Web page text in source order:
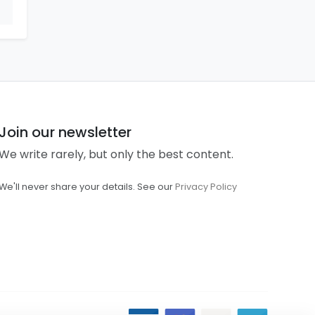
Join our newsletter
write rarely, but only the best content.
never share your details. See ourPrivacy Policy